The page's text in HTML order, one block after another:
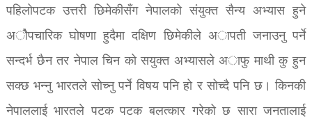
पहिलोपटक उत्तरी छिमेकीसँग नेपालको संयुक्त सैन्य अभ्यास हुने
अोैपचारिक घोषणा हुदैमा दक्षिण छिमेकीले अापती जनाउनु पर्ने
सन्दर्भ छैन तर नेपाल चिन को सयुक्त अभ्यासले अाफु माथी कु हुन
सक्छ भन्नु भारतले सोच्नु पर्ने विषय पनि हो र सोच्दै पनि छ। किनकी
नेपाललाई भारतले पटक पटक बलत्कार गरेको छ सारा जनतालाई